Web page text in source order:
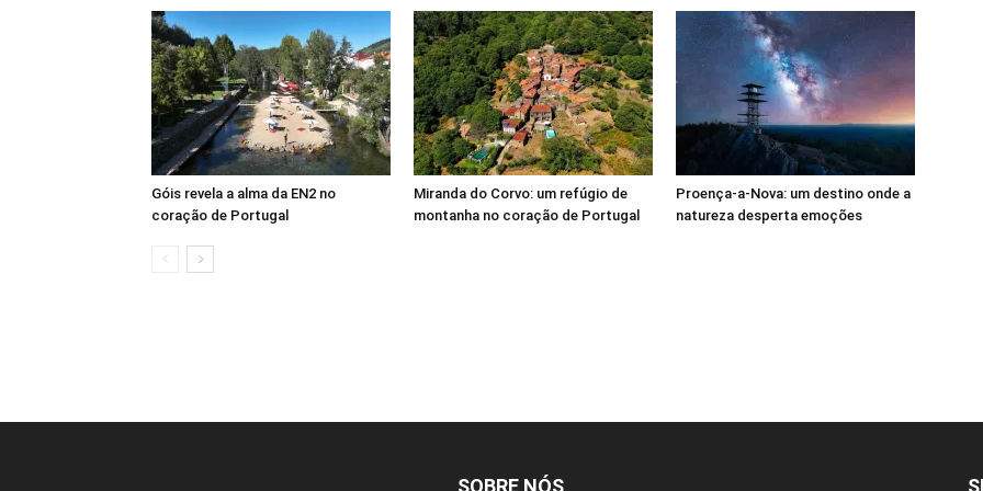
Góis revela a alma da EN2 no
coração de Portugal
Miranda do Corvo: um refúgio de
montanha no coração de Portugal
Proença-a-Nova: um destino onde a
natureza desperta emoções
SOBRE NÓS